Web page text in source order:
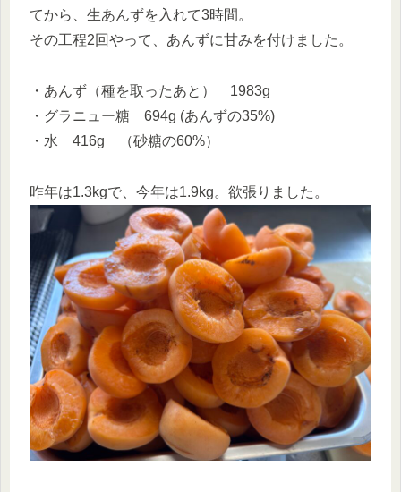
てから、生あんずを入れて3時間。
その工程2回やって、あんずに甘みを付けました。
・あんず（種を取ったあと） 1983g
・グラニュー糖 694g (あんずの35%)
・水 416g （砂糖の60%）
昨年は1.3kgで、今年は1.9kg。欲張りました。